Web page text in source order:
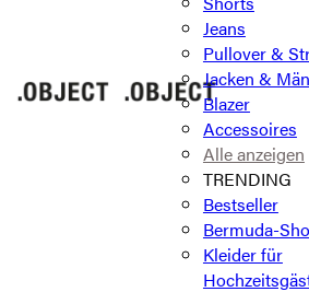
Jeans
Pullover &
Jacken &
Blazer
Accessoires
Alle anzeigen
TRENDING
Bestseller
Bermuda-
Kleider für